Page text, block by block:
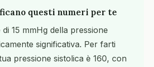
questi numeri per te
15 mmHg della pressione
significativa. Per farti
pressione sistolica è 160, con